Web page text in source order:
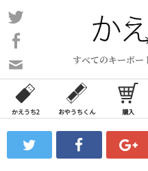
コ
ン
ン
ツ
ス
ッ
すべてのキーボー
い
合
わ
フ
ォ
かえうち2 おやうちくん 購入